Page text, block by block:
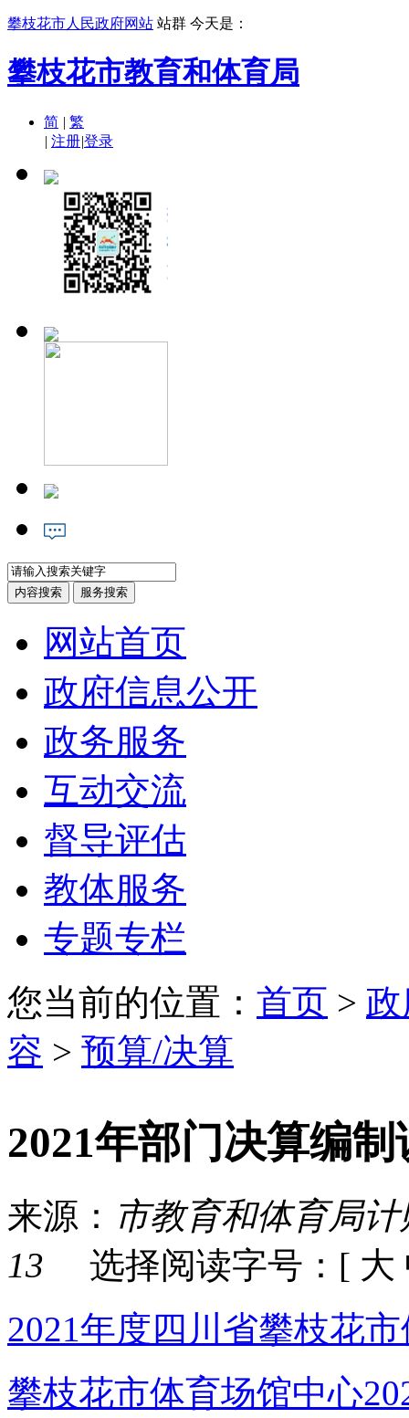
攀枝花市人民政府网站 站群 今天是：
攀枝花市教育和体育局
简 | 繁
| 注册|登录
网站首页
政府信息公开
政务服务
互动交流
督导评估
教体服务
专题专栏
您当前的位置： 首页 >
容 > 预算/决算
2021年部门决算编
来源： 市教育和体育局计
13 选择阅读字号：[ 大
2021年度四川省攀枝花
攀枝花市体育场馆中心